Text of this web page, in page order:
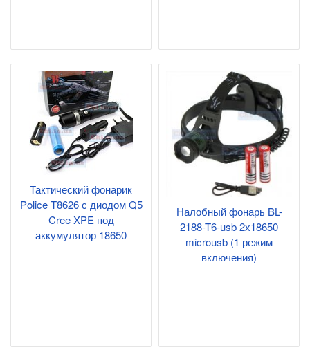
Тактический фонарик
Police T8626 с диодом Q5
Cree XPE под
аккумулятор 18650
Налобный фонарь BL-
2188-T6-usb 2х18650
microusb (1 режим
включения)